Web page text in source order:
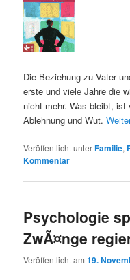
Die Beziehung zu Vater
erste und viele Jahre die
nicht mehr. Was bleibt,
Ablehnung und Wut.
Veröffentlicht unterFamilie,
Kommentar
Psychologie
ZwÃ¤nge
Veröffentlicht am19.